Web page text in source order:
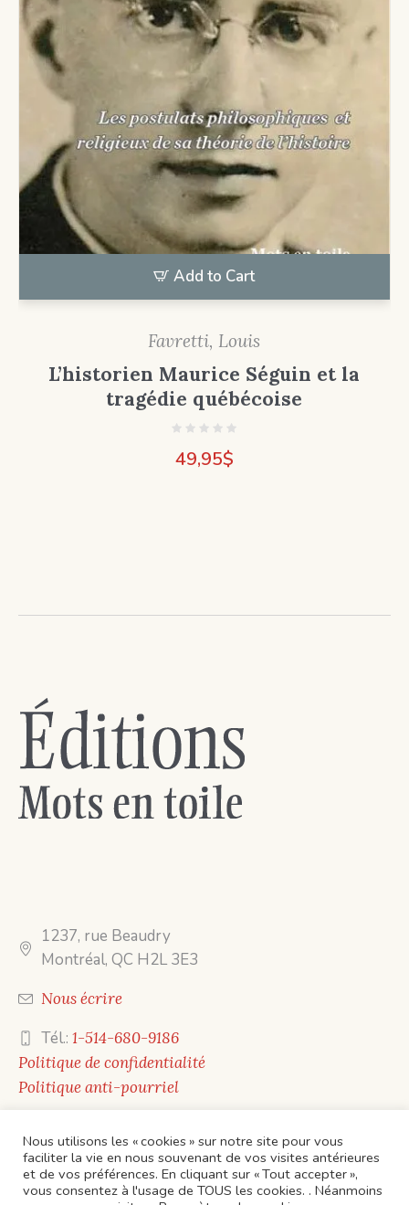
Add to Cart
Favretti, Louis
L’historien Maurice Séguin et la
tragédie québécoise
49,95$
1237, rue Beaudry
Montréal, QC H2L 3E3
Nous écrire
Tél.:1-514-680-9186
Politique de confidentialité
Politique anti-pourriel
Nous utilisons les « cookies » sur notre site pour vous
faciliter la vie en nous souvenant de vos visites antérieures
et de vos préférences. En cliquant sur « Tout accepter »,
vous consentez à l'usage de TOUS les cookies. . Néanmoins